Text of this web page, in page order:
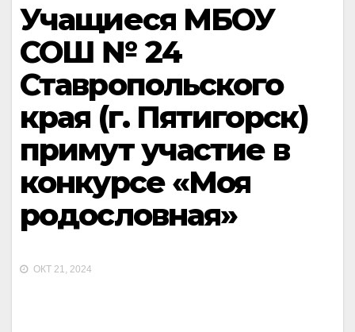
Учащиеся МБОУ
СОШ № 24
Ставропольского
края (г. Пятигорск)
примут участие в
конкурсе «Моя
родословная»
ОКТ 21, 2024